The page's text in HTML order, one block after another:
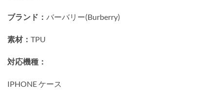
ブランド： バーバリー(Burberry)
素材： TPU
対応機種：
IPHONE ケース